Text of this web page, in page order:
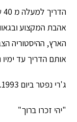
אהבת המקצוע
הארץ, ההיסטוריה
אותם הדריך עד ימיו
ג'רי נפטר ביום 1.7.1993.
"יהי זכרו ברוך"